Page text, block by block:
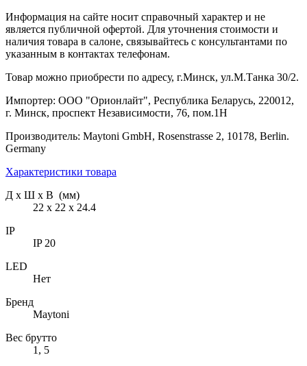
Информация на сайте носит справочный характер и не
является публичной офертой. Для уточнения стоимости и
наличия товара в салоне, связывайтесь с консультантами по
указанным в контактах телефонам.
Товар можно приобрести по адресу, г.Минск, ул.М.Танка 30/2.
Импортер: ООО "Орионлайт", Республика Беларусь, 220012,
г. Минск, проспект Независимости, 76, пом.1Н
Производитель: Maytoni GmbH, Rosenstrasse 2, 10178, Berlin.
Germany
Характеристики товара
Д х Ш х В (мм)
22 х 22 х 24.4
IP
IP 20
LED
Нет
Бренд
Maytoni
Вес брутто
1, 5